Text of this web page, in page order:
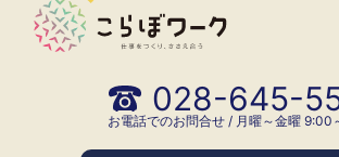
028-645-
お電話でのお問合せ / 月曜～金曜 9:00